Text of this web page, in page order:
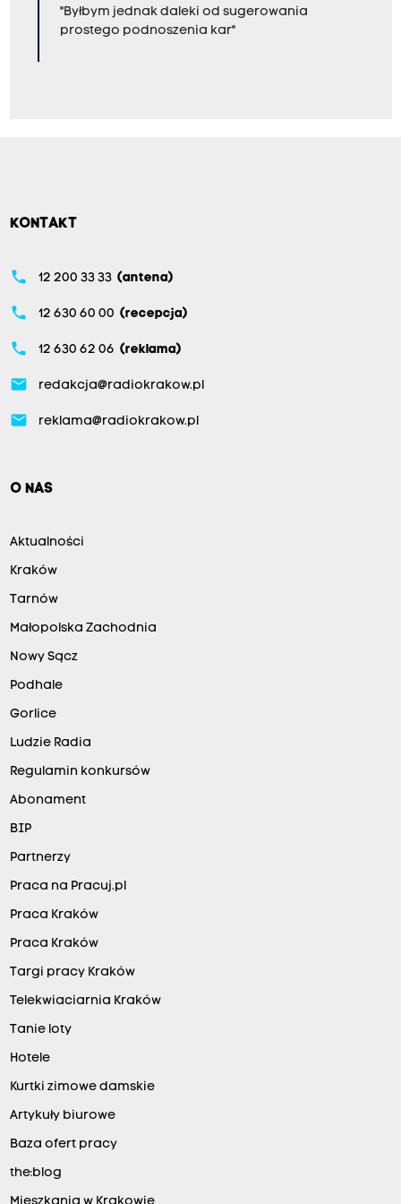
"Byłbym jednak daleki od sugerowania
prostego podnoszenia kar"
KONTAKT
phone 12 200 33 33 (antena)
phone 12 630 60 00 (recepcja)
phone 12 630 62 06 (reklama)
email redakcja@radiokrakow.pl
email reklama@radiokrakow.pl
O NAS
Aktualności
Kraków
Tarnów
Małopolska Zachodnia
Nowy Sącz
Podhale
Gorlice
Ludzie Radia
Regulamin konkursów
Abonament
BIP
Partnerzy
Praca na Pracuj.pl
Praca Kraków
Praca Kraków
Targi pracy Kraków
Telekwiaciarnia Kraków
Tanie loty
Hotele
Kurtki zimowe damskie
Artykuły biurowe
Baza ofert pracy
the:blog